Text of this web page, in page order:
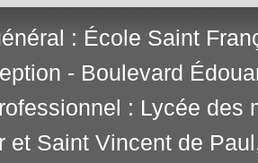
: École Saint
- Boulevard
: Lycée des
et Saint Vincent de